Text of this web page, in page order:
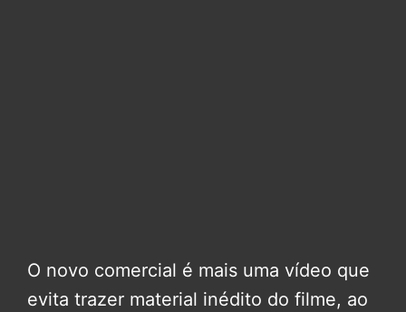
O novo comercial é mais uma vídeo que
evita trazer material inédito do filme, ao